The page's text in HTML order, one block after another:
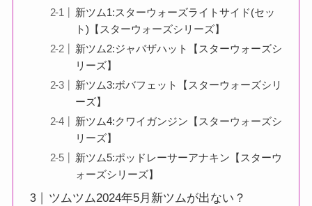
新ツム1:スターウォーズライトサイド(セッ
ト)【スターウォーズシリーズ】
新ツム2:ジャバザハット【スターウォーズシ
リーズ】
新ツム3:ボバフェット【スターウォーズシリ
ーズ】
新ツム4:クワイガンジン【スターウォーズシ
リーズ】
新ツム5:ポッドレーサーアナキン【スターウ
ォーズシリーズ】
ツムツム2024年5月新ツムが出ない？